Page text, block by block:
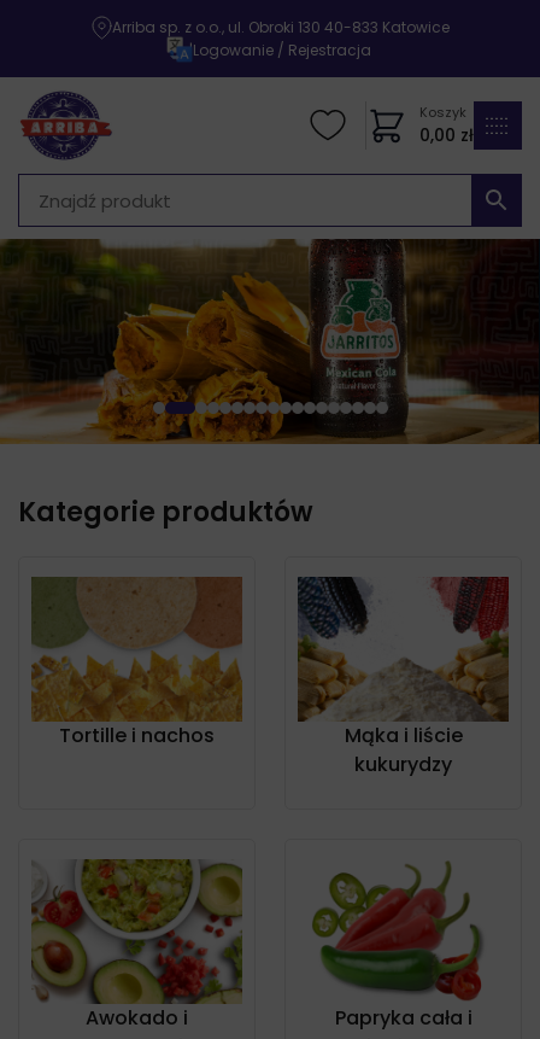
Arriba sp. z o.o., ul. Obroki 130 40-833 Katowice
|Logowanie / Rejestracja
Koszyk
0,00 zł
Kategorie produktów
Tortille i nachos
Mąka i liście
kukurydzy
Awokado i
Papryka cała i